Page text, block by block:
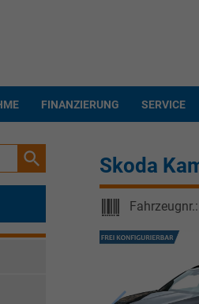
FINANZIERUNG SERVICE
Skoda
Fahrzeugnr.: